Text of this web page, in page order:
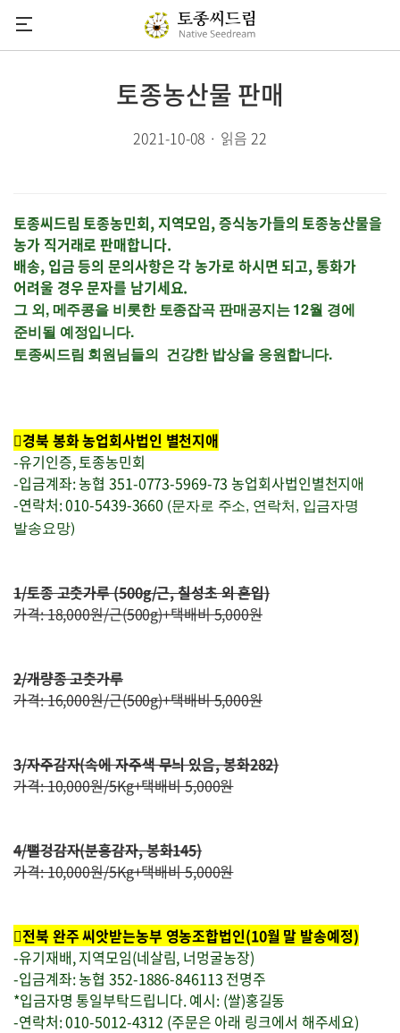
씨앗마당
참여하기
후원안내
다음카페
유튜브채널
회원가입
토종농산물 판매
2021-10-08 · 읽음 22
토종씨드림 토종농민회, 지역모임, 증식농가들의 토종농산물을
농가 직거래로 판매합니다.
배송, 입금 등의 문의사항은 각 농가로 하시면 되고, 통화가
어려울 경우 문자를 남기세요.
그 외, 메주콩을 비롯한 토종잡곡 판매공지는 12월 경에
준비될 예정입니다.
토종씨드림 회원님들의 건강한 밥상을 응원합니다.
경북 봉화 농업회사법인 별천지애
-유기인증, 토종농민회
-입금계좌: 농협 351-0773-5969-73 농업회사법인별천지애
-연락처: 010-5439-3660 (문자로 주소, 연락처, 입금자명
발송요망)
1/토종 고춧가루 (500g/근, 칠성초 외 혼입)
가격: 18,000원/근(500g)+택배비 5,000원
2/개량종 고춧가루
가격: 16,000원/근(500g)+택배비 5,000원
3/자주감자(속에 자주색 무늬 있음, 봉화282)
가격: 10,000원/5Kg+택배비 5,000원
4/뻘겅감자(분홍감자, 봉화145)
가격: 10,000원/5Kg+택배비 5,000원
전북 완주 씨앗받는농부 영농조합법인(10월 말 발송예정)
-유기재배, 지역모임(네살림, 너멍굴농장)
-입금계좌: 농협 352-1886-846113 전명주
*입금자명 통일부탁드립니다. 예시: (쌀)홍길동
-연락처: 010-5012-4312 (주문은 아래 링크에서 해주세요)